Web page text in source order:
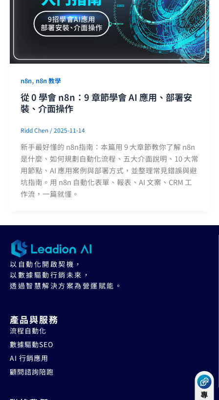
n8n, n8n 教學
從 0 學會 n8n：9 章節學會 AI 應用、部署安
裝、介面操作
Ridd Chen /2025-11-14
新手最好懂的 n8n指南：本篇用 9 大章節教你了解 n8n
是什麼、如何規劃自動化流程、五大介面說明、10 大常
用節點、AI 應用案例與部署方式，並整理常見錯誤與避
坑指南。用 n8n 自動化表單、報表、AI 文案、CRM 工
作流，一篇就懂。
以自動化開啟契機，
以數據驅動行銷未來，
透過智慧解決方案為營運賦能。
產品與服務
流程自動化
數據驅動SEO
AI 行銷應用
顧問諮詢陪跑